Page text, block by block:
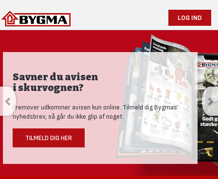
LOG IND
Savner du avisen
i skurvognen?
Fremover udkommer avisen kun online. Tilmeld dig Bygmas
nyhedsbrev, så går du ikke glip af noget.
TILMELD DIG HER